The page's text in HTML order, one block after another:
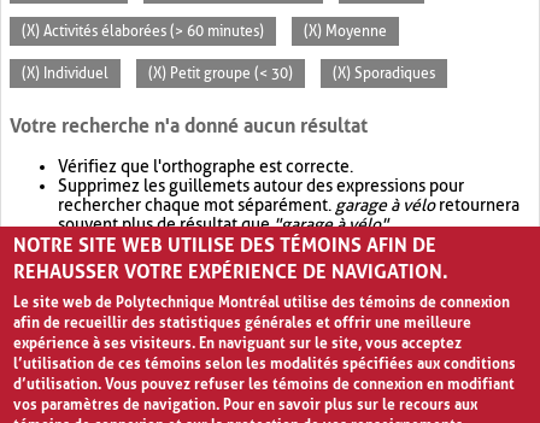
(X) Activités élaborées (> 60 minutes) (X) Moyenne
(X) Individuel (X) Petit groupe (< 30) (X) Sporadiques
Votre recherche n'a donné aucun résultat
Vérifiez que l'orthographe est correcte.
Supprimez les guillemets autour des expressions pour
rechercher chaque mot séparément. garage à véloretournera
souvent plus de résultat que"garage à vélo".
Envisagez d'élargir votre recherche avec OR.garage OR vélo
retournera souvent plus de résultat quegarage à vélo
NOTRE SITE WEB UTILISE DES TÉMOINS AFIN DE
REHAUSSER VOTRE EXPÉRIENCE DE NAVIGATION.
Le site web de Polytechnique Montréal utilise des témoins de connexion
afin de recueillir des statistiques générales et offrir une meilleure
expérience à ses visiteurs. En naviguant sur le site, vous acceptez
l’utilisation de ces témoins selon les modalités spécifiées aux conditions
d’utilisation. Vous pouvez refuser les témoins de connexion en modifiant
vos paramètres de navigation. Pour en savoir plus sur le recours aux